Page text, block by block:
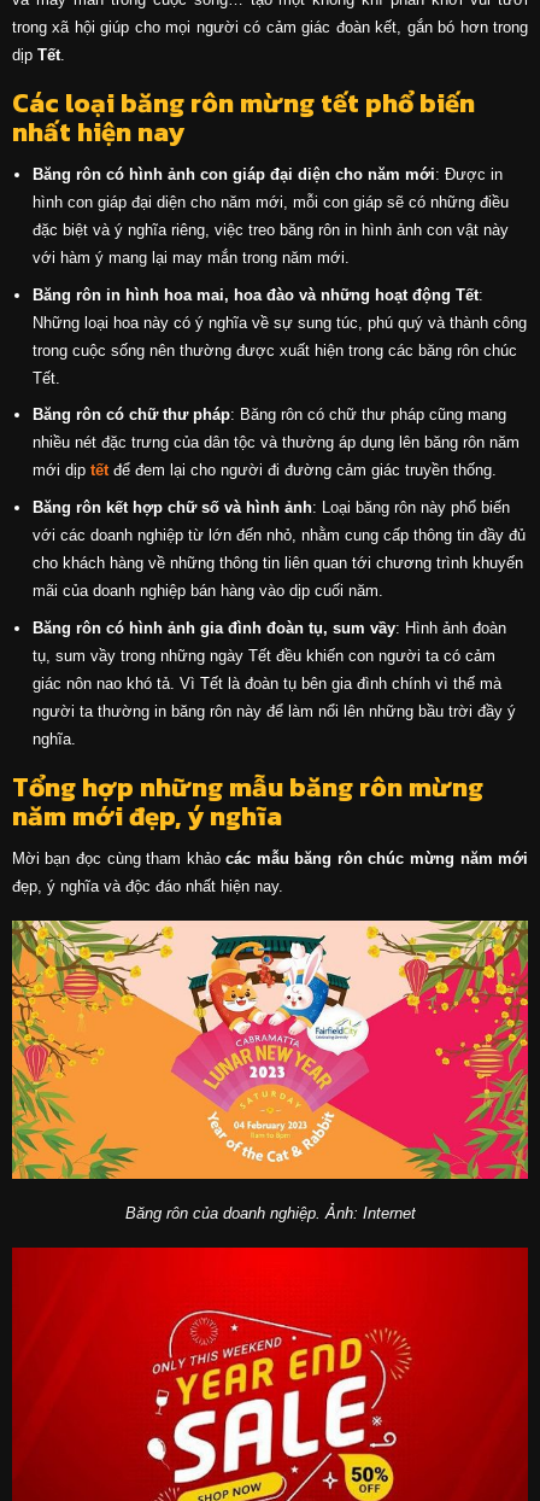
trong xã hội giúp cho mọi người có cảm giác đoàn kết, gắn bó hơn trong
dịp Tết.
Các loại băng rôn mừng tết phổ biến
nhất hiện nay
Băng rôn có hình ảnh con giáp đại diện cho năm mới: Được in
hình con giáp đại diện cho năm mới, mỗi con giáp sẽ có những điều
đặc biệt và ý nghĩa riêng, việc treo băng rôn in hình ảnh con vật này
với hàm ý mang lại may mắn trong năm mới.
Băng rôn in hình hoa mai, hoa đào và những hoạt động Tết:
Những loại hoa này có ý nghĩa về sự sung túc, phú quý và thành công
trong cuộc sống nên thường được xuất hiện trong các băng rôn chúc
Tết.
Băng rôn có chữ thư pháp: Băng rôn có chữ thư pháp cũng mang
nhiều nét đặc trưng của dân tộc và thường áp dụng lên băng rôn năm
mới dịp tếtđể đem lại cho người đi đường cảm giác truyền thống.
Băng rôn kết hợp chữ số và hình ảnh: Loại băng rôn này phổ biến
với các doanh nghiệp từ lớn đến nhỏ, nhằm cung cấp thông tin đầy đủ
cho khách hàng về những thông tin liên quan tới chương trình khuyến
mãi của doanh nghiệp bán hàng vào dịp cuối năm.
Băng rôn có hình ảnh gia đình đoàn tụ, sum vầy: Hình ảnh đoàn
tụ, sum vầy trong những ngày Tết đều khiến con người ta có cảm
giác nôn nao khó tả. Vì Tết là đoàn tụ bên gia đình chính vì thế mà
người ta thường in băng rôn này để làm nổi lên những bầu trời đầy ý
nghĩa.
Tổng hợp những mẫu băng rôn mừng
năm mới đẹp, ý nghĩa
Mời bạn đọc cùng tham khảocác mẫu băng rôn chúc mừng năm mới
đẹp, ý nghĩa và độc đáo nhất hiện nay.
Băng rôn của doanh nghiệp. Ảnh: Internet